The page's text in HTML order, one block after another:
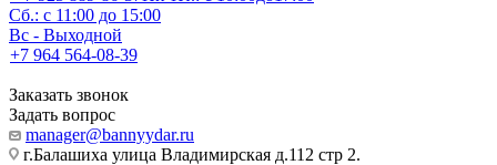
Сб.: с 11:00 до 15:00
Вс - Выходной
+7 964 564-08-39
Заказать звонок
Задать вопрос
manager@bannyydar.ru
г.Балашиха улица Владимирская д.112 стр 2.